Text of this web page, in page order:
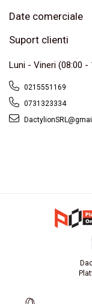
Date comerciale
Suport clienti
Luni - Vineri (08:00 -
0215551169
0731323334